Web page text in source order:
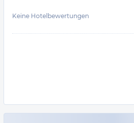
Keine Hotelbewertungen